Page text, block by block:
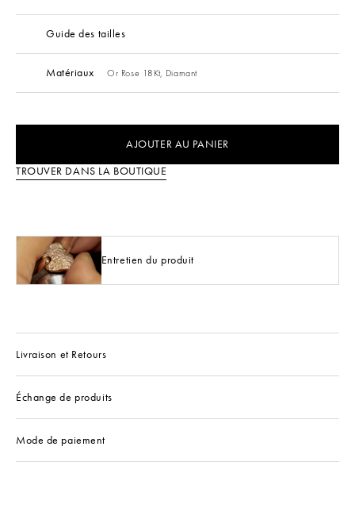
Guide des tailles
Matériaux Or Rose 18Kt, Diamant
AJOUTER AU PANIER
TROUVER DANS LA BOUTIQUE
Entretien du produit
Livraison et Retours
Échange de produits
Mode de paiement